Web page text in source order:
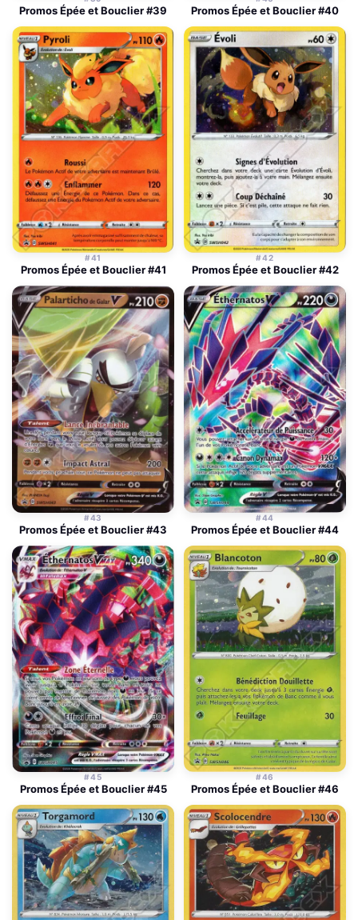
Promos Épée et Bouclier #39 Promos Épée et Bouclier #40
#41
Promos Épée et Bouclier #41
#42
Promos Épée et Bouclier #42
#43
Promos Épée et Bouclier #43
#44
Promos Épée et Bouclier #44
#45
Promos Épée et Bouclier #45
#46
Promos Épée et Bouclier #46